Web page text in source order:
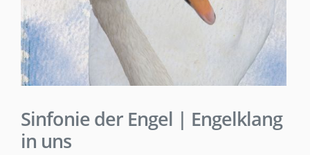
Sinfonie der Engel | Engelklang
in uns